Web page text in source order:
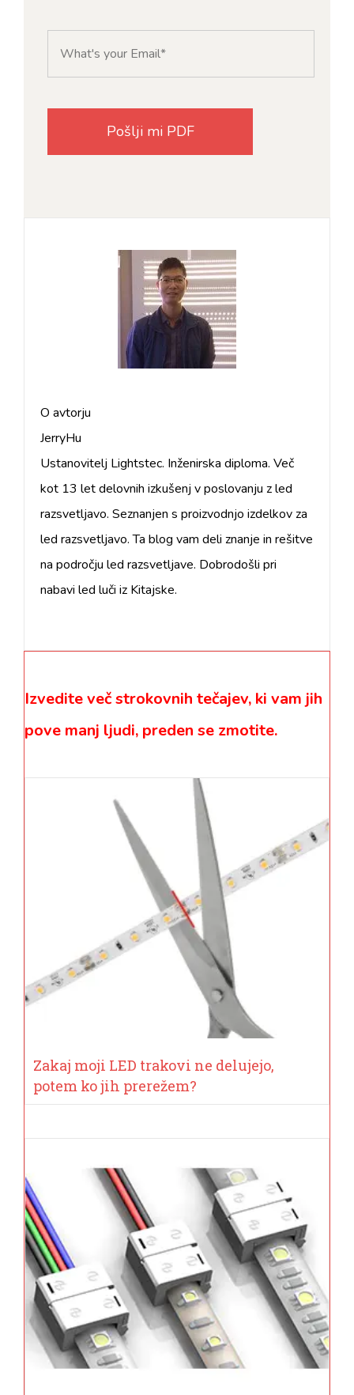
O avtorju
JerryHu
Ustanovitelj Lightstec. Inženirska diploma. Več
kot 13 let delovnih izkušenj v poslovanju z led
razsvetljavo. Seznanjen s proizvodnjo izdelkov za
led razsvetljavo. Ta blog vam deli znanje in rešitve
na področju led razsvetljave. Dobrodošli pri
nabavi led luči iz Kitajske.
Izvedite več strokovnih tečajev, ki vam jih
pove manj ljudi, preden se zmotite.
Zakaj moji LED trakovi ne delujejo,
potem ko jih prerežem?